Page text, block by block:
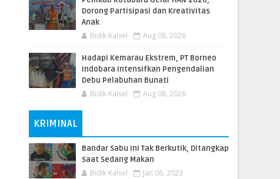
Dorong Partisipasi dan Kreativitas
Anak
Bidik Kalsel Aug 08, 2026
​Hadapi Kemarau Ekstrem, PT Borneo
Indobara Intensifkan Pengendalian
Debu Pelabuhan Bunati
Bidik Kalsel Aug 08, 2026
KRIMINAL
Bandar Sabu Ini Tak Berkutik, Ditangkap
Saat Sedang Makan
Bidik Kalsel Jan 06, 2023